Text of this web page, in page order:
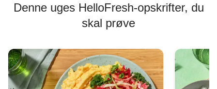
Denne uges HelloFresh-opskrifter, du
skal prøve